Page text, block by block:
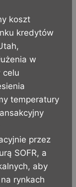
koszt
kredytów
w
celu
temperatury
przez
SOFR, a
aby
rynkach